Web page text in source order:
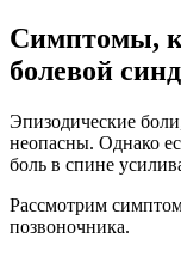
Симптомы,
болевой
Эпизодические
неопасны. Однако
боль в спине
Рассмотрим
позвоночника.